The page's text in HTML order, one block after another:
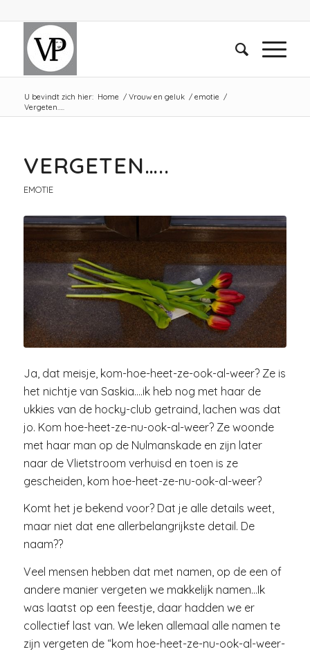
U bevindt zich hier: Home / Vrouw en geluk / emotie /
Vergeten…..
VERGETEN…..
EMOTIE
Ja, dat meisje, kom-hoe-heet-ze-ook-al-weer? Ze is
het nichtje van Saskia….ik heb nog met haar de
ukkies van de hocky-club getraind, lachen was dat
jo. Kom hoe-heet-ze-nu-ook-al-weer? Ze woonde
met haar man op de Nulmanskade en zijn later
naar de Vlietstroom verhuisd en toen is ze
gescheiden, kom hoe-heet-ze-nu-ook-al-weer?
Komt het je bekend voor? Dat je alle details weet,
maar niet dat ene allerbelangrijkste detail. De
naam??
Veel mensen hebben dat met namen, op de een of
andere manier vergeten we makkelijk namen…Ik
was laatst op een feestje, daar hadden we er
collectief last van. We leken allemaal alle namen te
zijn vergeten de “kom hoe-heet-ze-nu-ook-al-weer-